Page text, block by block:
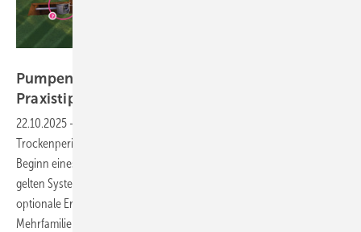
Pu mpensysteme: Technik, Normen und
Praxistipps für
22.10.2025 -
Trockenperioden sowie steigende Wasserpreise ­markieren den
Beginn eines Paradigmenwechsels im Umgang mit Wasser. Dabei
gelten ­Systeme zur Regenwassernutzung längst nicht mehr als
optionale Ergänzung, sondern bereits in Ein- und
Mehrfamilienhäusern als klima- und kostenrelevante Infrastruktur.